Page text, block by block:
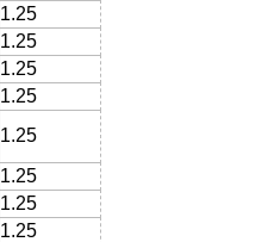
1.25
1.25
1.25
1.25
1.25
1.25
1.25
1.25